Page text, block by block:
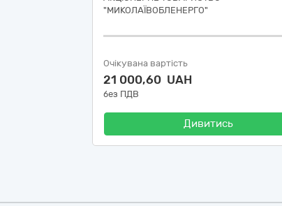
"МИКОЛАЇВОБЛЕНЕРГО"
Очікувана вартість
21 000,60 UAH
без ПДВ
Дивитись